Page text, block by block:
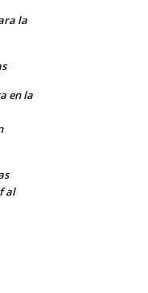
la
en la
al